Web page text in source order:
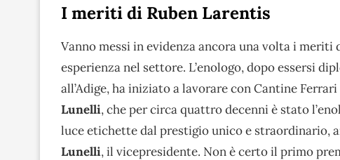
I meriti di Ruben Larentis
Vanno messi in evidenza ancora una volta i
esperienza nel settore. L’enologo, dopo essersi
all’Adige, ha iniziato a lavorare con Cantine
Lunelli, che per circa quattro decenni è stato
luce etichette dal prestigio unico e straordinario,
Lunelli, il vicepresidente. Non è certo il primo